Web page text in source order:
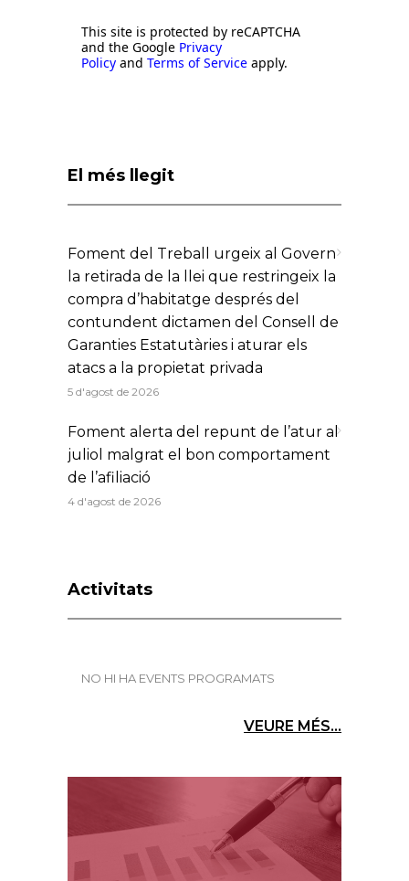
This site is protected by reCAPTCHA
and the Google Privacy
Policy and Terms of Service apply.
El més llegit
Foment del Treball urgeix al Govern
la retirada de la llei que restringeix la
compra d’habitatge després del
contundent dictamen del Consell de
Garanties Estatutàries i aturar els
atacs a la propietat privada
5 d'agost de 2026
Foment alerta del repunt de l’atur al
juliol malgrat el bon comportament
de l’afiliació
4 d'agost de 2026
Activitats
NO HI HA EVENTS PROGRAMATS
VEURE MÉS...